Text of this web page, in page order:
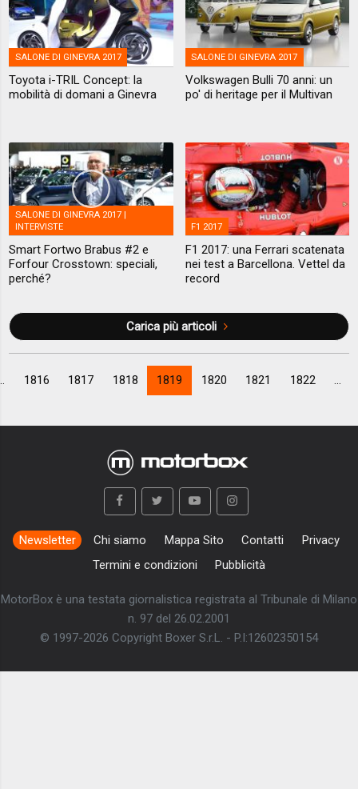
SALONE DI GINEVRA 2017
Toyota i-TRIL Concept: la
mobilità di domani a Ginevra
SALONE DI GINEVRA 2017
Volkswagen Bulli 70 anni: un
po' di heritage per il Multivan
SALONE DI GINEVRA 2017 |
INTERVISTE
Smart Fortwo Brabus #2 e
Forfour Crosstown: speciali,
perché?
F1 2017
F1 2017: una Ferrari scatenata
nei test a Barcellona. Vettel da
record
Carica più articoli
1816 1817 1818 1819 1820 1821 1822 ...
Newsletter Chi siamo Mappa Sito Contatti
Privacy
Termini e condizioni
Pubblicità
MotorBox è una testata giornalistica registrata al Tribunale di Milano
n. 97 del 26.02.2001
© 1997-2026 Copyright Boxer S.r.L. - P.I:12602350154